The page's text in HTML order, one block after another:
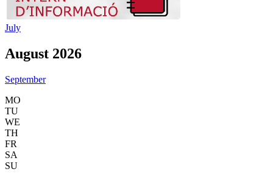
July
August 2026
September
MO
TU
WE
TH
FR
SA
SU